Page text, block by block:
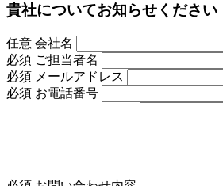
貴社についてお知らせください
任意 会社名
必須 ご担当者名
必須 メールアドレス
必須 お電話番号